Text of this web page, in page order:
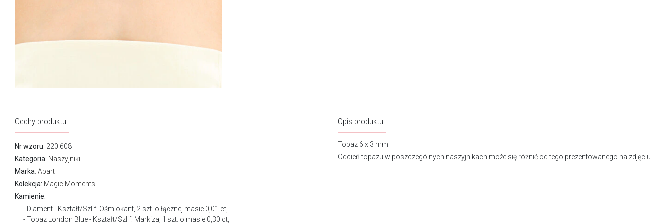
Cechy produktu
Nr wzoru: 220.608
Kategoria: Naszyjniki
Marka: Apart
Kolekcja: Magic Moments
Kamienie:
Diament - Kształt/Szlif: Ośmiokant, 2 szt. o łącznej masie 0,01 ct,
Topaz London Blue - Kształt/Szlif: Markiza, 1 szt. o masie 0,30 ct,
Opis produktu
Topaz 6 x 3 mm
Odcień topazu w poszczególnych naszyjnikach może się różnić od tego prezentowanego na zdjęciu.